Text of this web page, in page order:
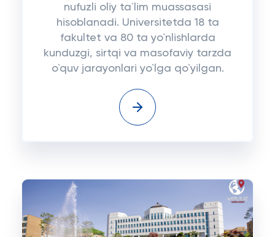
nufuzli oliy ta`lim muassasasi
hisoblanadi. Universitetda 18 ta
fakultet va 80 ta yo`nlishlarda
kunduzgi, sirtqi va masofaviy tarzda
o`quv jarayonlari yo`lga qo`yilgan.